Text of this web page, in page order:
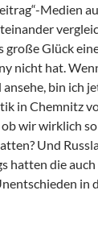
Medien
große Glück
nicht hat.
bin ich
in Chemnitz
wir wirklich
Und
hatten die auch
in